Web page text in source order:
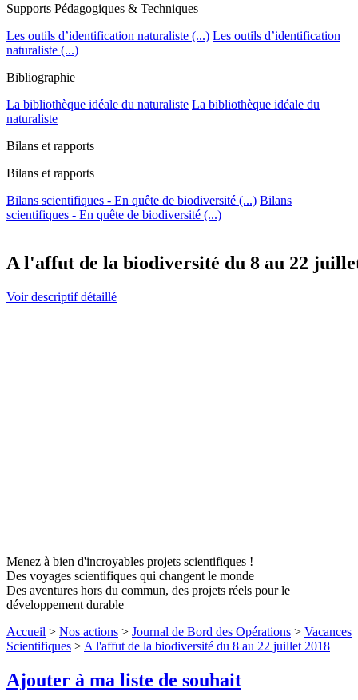
Supports Pédagogiques & Techniques
Les outils d’identification naturaliste (...) Les outils d’identification
naturaliste (...)
Bibliographie
La bibliothèque idéale du naturaliste La bibliothèque idéale du
naturaliste
Bilans et rapports
Bilans et rapports
Bilans scientifiques - En quête de biodiversité (...) Bilans
scientifiques - En quête de biodiversité (...)
A l'affut de la biodiversité du 8 au 22
Voir descriptif détaillé
Menez à bien d'incroyables projets scientifiques !
Des voyages scientifiques qui changent le monde
Des aventures hors du commun, des projets réels pour le
développement durable
Accueil > Nos actions > Journal de Bord des Opérations > Vacances
Scientifiques > A l'affut de la biodiversité du 8 au 22 juillet 2018
Ajouter à ma liste de souhait